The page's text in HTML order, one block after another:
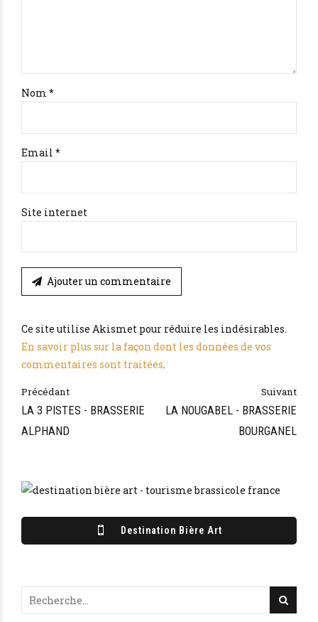
Nom *
Email *
Site internet
Ajouter un commentaire
Ce site utilise Akismet pour réduire les indésirables.
En savoir plus sur la façon dont les données de vos
commentaires sont traitées.
Précédant
LA 3 PISTES - BRASSERIE
ALPHAND
Suivant
LA NOUGABEL - BRASSERIE
BOURGANEL
Destination Bière Art